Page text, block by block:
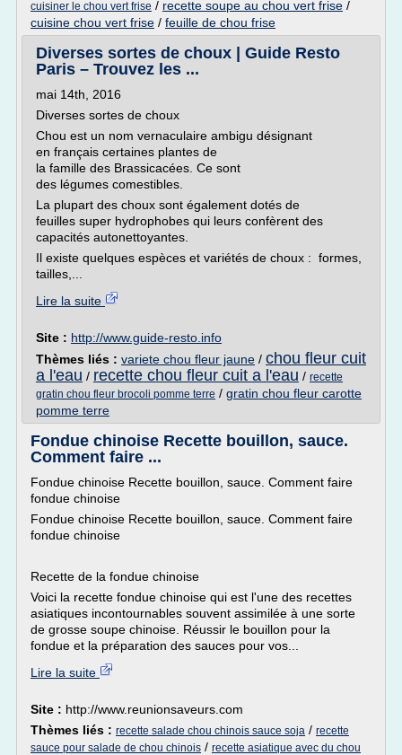
cuisiner le chou vert frise / recette soupe au chou vert frise /
cuisine chou vert frise / feuille de chou frise
Diverses sortes de choux | Guide Resto
Paris – Trouvez les ...
mai 14th, 2016
Diverses sortes de choux
Chou est un nom vernaculaire ambigu désignant
en français certaines plantes de
la famille des Brassicacées. Ce sont
des légumes comestibles.
La plupart des choux sont également dotés de
feuilles super hydrophobes qui leurs confèrent des
capacités autonettoyantes.
Il existe quelques espèces et variétés de choux : formes,
tailles,...
Lire la suite
Site : http://www.guide-resto.info
Thèmes liés : variete chou fleur jaune / chou fleur cuit
a l'eau / recette chou fleur cuit a l'eau / recette
gratin chou fleur brocoli pomme terre / gratin chou fleur carotte
pomme terre
Fondue chinoise Recette bouillon, sauce.
Comment faire ...
Fondue chinoise Recette bouillon, sauce. Comment faire
fondue chinoise
Fondue chinoise Recette bouillon, sauce. Comment faire
fondue chinoise
Recette de la fondue chinoise
Voici la recette fondue chinoise qui est l'une des recettes
asiatiques incontournables souvent assimilée à une sorte
de grosse soupe chinoise. Réussir le bouillon pour la
fondue et la préparation des sauces pour vos...
Lire la suite
Site : http://www.reunionsaveurs.com
Thèmes liés : recette salade chou chinois sauce soja / recette
sauce pour salade de chou chinois / recette asiatique avec du chou